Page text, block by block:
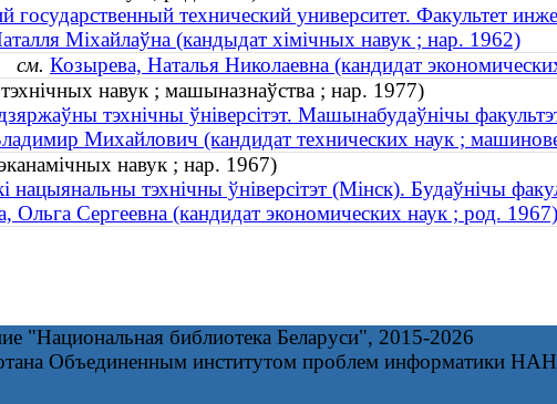
государственный технический университет. Факультет
Міхайлаўна (кандыдат хімічных навук ; нар. 1962)
см. Козырева, Наталья Николаевна (кандидат
навук ; машыназнаўства ; нар. 1977)
тэхнічны ўніверсітэт. Машынабудаўнічы
Михайлович (кандидат технических наук ;
навук ; нар. 1967)
нацыянальны тэхнічны ўніверсітэт (Мінск). Будаўнічы
Ольга Сергеевна (кандидат экономических наук ; род. 1967)
"Национальная библиотека Беларуси", 2015-2026
Объединенным институтом проблем информатики